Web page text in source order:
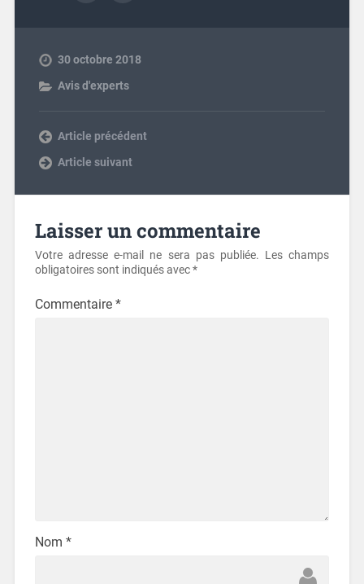
30 octobre 2018
Avis d'experts
Previous post
Next post
Laisser un commentaire
Votre adresse e-mail ne sera pas publiée. Les champs
obligatoires sont indiqués avec*
Commentaire *
Nom *